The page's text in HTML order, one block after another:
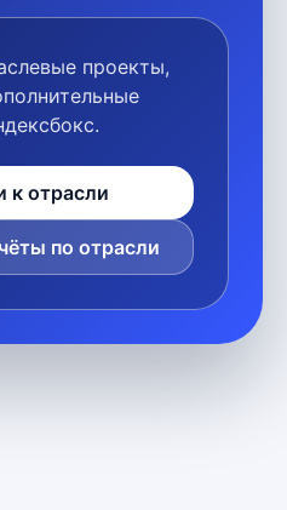
проекты,
к отрасли
по отрасли